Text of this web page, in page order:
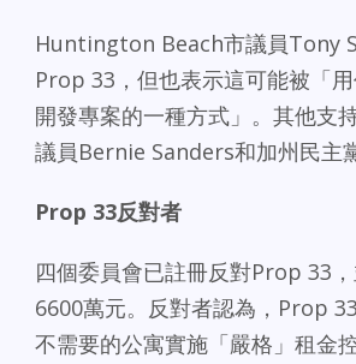
Huntington Beach市議員Tony
Prop 33，但也表示這可能被「
開發專案的一種方式」。其他支
議員Bernie Sanders和加州民主黨
Prop 33反對者
四個委員會已註冊反對Prop 33
6600萬元。反對者認為，Prop
不需要的公寓實施「嚴格」租金